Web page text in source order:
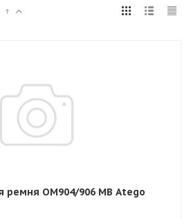
ремня OM904/906 MB Atego